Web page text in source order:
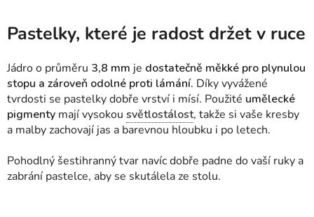
Pastelky, které je radost držet v ruce
Jádro o průměru 3,8 mm je dostatečně měkké pro plynulou
stopu a zároveň odolné proti lámání. Díky vyvážené
tvrdosti se pastelky dobře vrství i mísí. Použité umělecké
pigmenty mají vysokou světlostálost, takže si vaše kresby
a malby zachovají jas a barevnou hloubku i po letech.
Pohodlný šestihranný tvar navíc dobře padne do vaší ruky a
zabrání pastelce, aby se skutálela ze stolu.